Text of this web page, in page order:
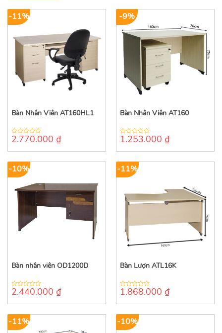
-11%
Bàn Nhân Viên AT160HL1
0
of
2.770.000 ₫
-9%
Bàn Nhân Viên AT160
0
of
1.253.000 ₫
-10%
Bàn nhân viên OD1200D
0
of
2.440.000 ₫
-11%
Bàn Lượn ATL16K
0
of
1.868.000 ₫
-11% -10%